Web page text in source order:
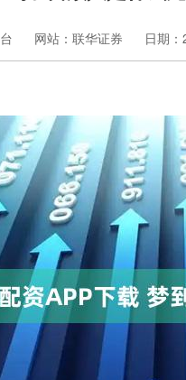
网站：联华证券 日期